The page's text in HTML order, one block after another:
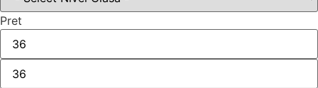
Pret